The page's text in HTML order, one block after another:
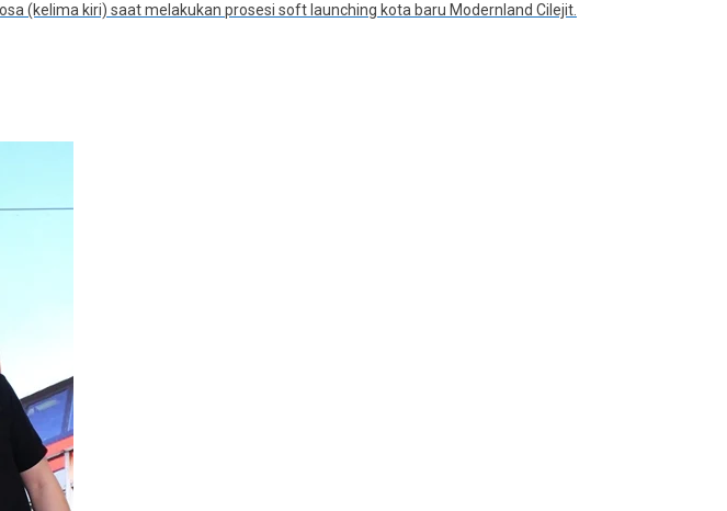
(kelima kiri) saat melakukan prosesi soft launching kota baru Modernland Cilejit.